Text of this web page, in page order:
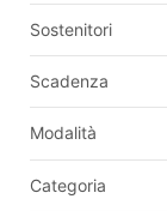
Sostenitori
Scadenza
Modalità
Categoria